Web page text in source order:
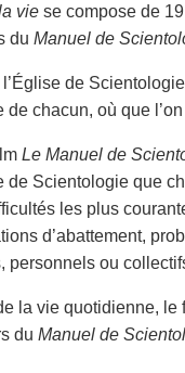
vie se compose de 19
du Manuel de
de
chacun, où que
Le Manuel de
de Scientologie que
les plus
d’abattement,
personnels ou
la vie quotidienne, le
du Manuel de